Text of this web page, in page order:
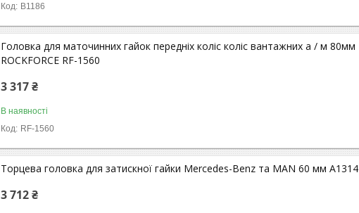
B1186
Головка для маточинних гайок передніх коліс коліс вантажних а / м 80мм
ROCKFORCE RF-1560
3 317 ₴
В наявності
RF-1560
Торцева головка для затискної гайки Mercedes-Benz та MAN 60 мм A1314
3 712 ₴